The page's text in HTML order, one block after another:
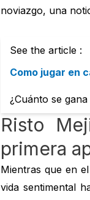
noviazgo, una
See the article :
Como jugar en
¿Cuánto se
Risto
primera
Mientras que en
vida sentimental